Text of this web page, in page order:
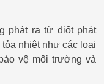
phát ra từ điốt phát
nhiệt như các loại
vệ môi trường và